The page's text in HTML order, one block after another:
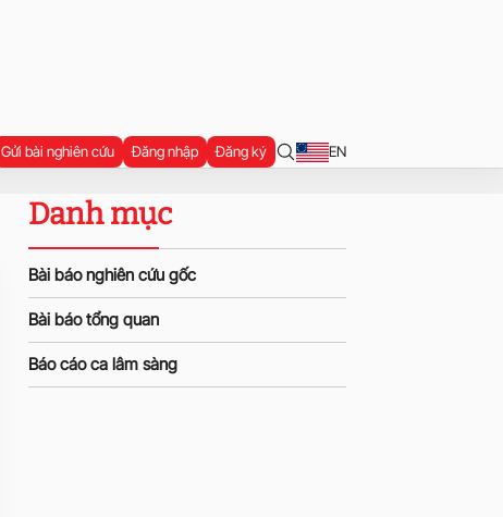
Gửi bài nghiên cứu Đăng nhập Đăng ký EN
Danh mục
Bài báo nghiên cứu gốc
Bài báo tổng quan
Báo cáo ca lâm sàng